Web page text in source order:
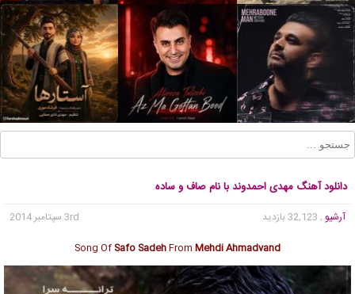
دانلود آهنگ مهدی احمدوند با نام صاف و ساده
آرشیو , 32,123 بازدید
3rd سپتامبر 2014
Song Of Safo SadehFrom Mehdi Ahmadvand